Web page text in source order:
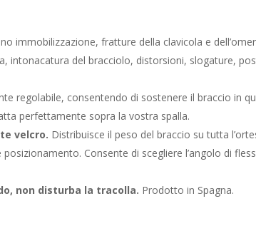
immobilizzazione, fratture della clavicola e
intonacatura del bracciolo, distorsioni, slogature,
regolabile, consentendo di sostenere il braccio in
perfettamente sopra la vostra spalla.
velcro. Distribuisce il peso del braccio su tutta
Consente di scegliere l’angolo di
non disturba la tracolla. Prodotto in Spagna.